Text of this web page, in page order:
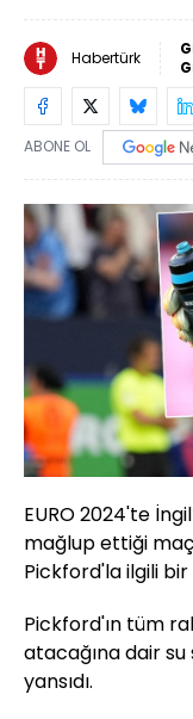
Habertürk
ABONE OL
EURO 2024'te
mağlup ettiği
Pickford'la ilgili
Pickford'ın tüm
atacağına dair
yansıdı.